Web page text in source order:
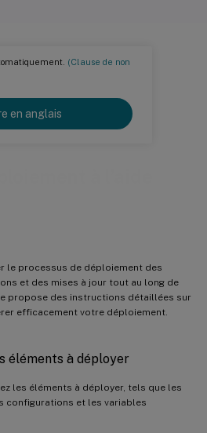
(Clause de non
en anglais
le processus de déploiement des
et des mises à jour tout au long de
propose des instructions détaillées sur
efficacement votre déploiement.
éléments à déployer
les éléments à déployer, tels que les
configurations et les variables